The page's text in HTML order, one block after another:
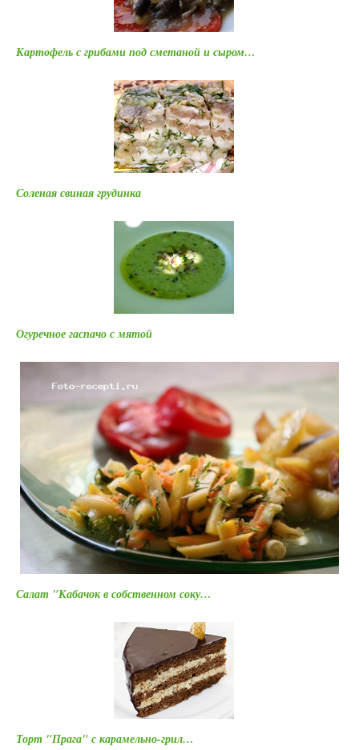
Картофель с грибами под сметаной и сыром…
Соленая свиная грудинка
Огуречное гаспачо с мятой
Салат "Кабачок в собственном соку…
Торт "Прага" с карамельно-грил…